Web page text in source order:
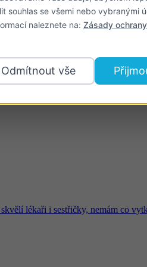
Marek Baran zdokonaloval
i estetické stomatologii na
lékaři i sestřičky, nemám co
souhlas se všemi nebo vybranými
naleznete na: Zásady
Odmítnout vše